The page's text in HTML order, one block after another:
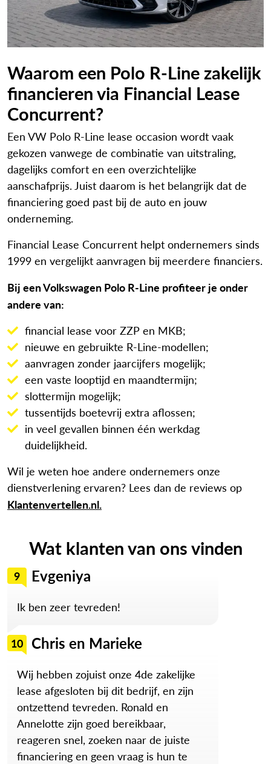
Waarom een Polo R-Line zakelijk
financieren via Financial Lease
Concurrent?
Een VW Polo R-Line lease occasion wordt vaak
gekozen vanwege de combinatie van uitstraling,
dagelijks comfort en een overzichtelijke
aanschafprijs. Juist daarom is het belangrijk dat de
financiering goed past bij de auto en jouw
onderneming.
Financial Lease Concurrent helpt ondernemers sinds
1999 en vergelijkt aanvragen bij meerdere financiers.
Bij een Volkswagen Polo R-Line profiteer je onder
andere van:
financial lease voor ZZP en MKB;
nieuwe en gebruikte R-Line-modellen;
aanvragen zonder jaarcijfers mogelijk;
een vaste looptijd en maandtermijn;
slottermijn mogelijk;
tussentijds boetevrij extra aflossen;
in veel gevallen binnen één werkdag
duidelijkheid.
Wil je weten hoe andere ondernemers onze
dienstverlening ervaren? Lees dan de reviews op
Klantenvertellen.nl.
Wat klanten van ons vinden
9 Evgeniya
Ik ben zeer tevreden!
10 Chris en Marieke
Wij hebben zojuist onze 4de zakelijke
lease afgesloten bij dit bedrijf, en zijn
ontzettend tevreden. Ronald en
Annelotte zijn goed bereikbaar,
reageren snel, zoeken naar de juiste
financiering en geen vraag is hun te